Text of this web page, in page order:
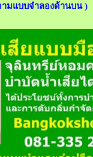
มแบบจำลองด้านบน )